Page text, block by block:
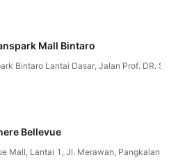
Mall Bintaro
Bintaro Lantai Dasar, Jalan Prof. DR.
Bellevue
Mall, Lantai 1, Jl. Merawan, Pangkalan